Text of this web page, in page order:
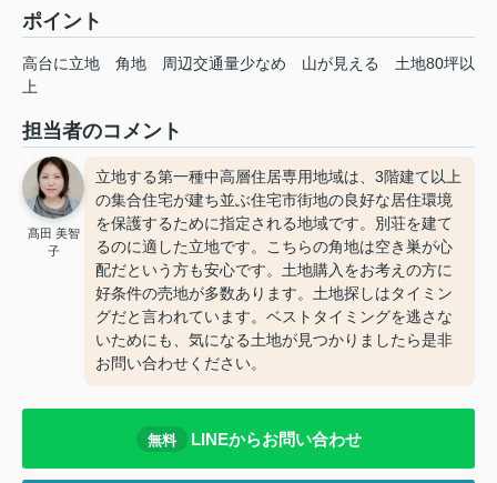
ポイント
高台に立地 角地 周辺交通量少なめ 山が見える
土地80坪以
上
担当者のコメント
髙田 美智
子
立地する第一種中高層住居専用地域は、3階建て以上
の集合住宅が建ち並ぶ住宅市街地の良好な居住環境
を保護するために指定される地域です。別荘を建て
るのに適した立地です。こちらの角地は空き巣が心
配だという方も安心です。土地購入をお考えの方に
好条件の売地が多数あります。土地探しはタイミン
グだと言われています。ベストタイミングを逃さな
いためにも、気になる土地が見つかりましたら是非
お問い合わせください。
無料 LINEからお問い合わせ